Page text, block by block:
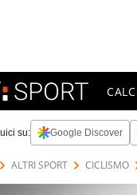
su: Google Discover
ALTRI SPORT CICLISMO